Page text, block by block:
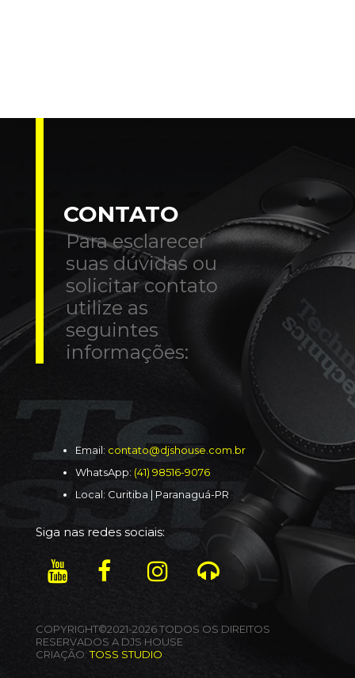
CONTATO
Para esclarecer
suas dúvidas ou
solicitar contato
utilize as
seguintes
informações:
Email: contato@djshouse.com.br
WhatsApp: (41) 98516-9076
Local: Curitiba | Paranaguá-PR
Siga nas redes sociais:
COPYRIGHT©2021-2026 TODOS OS DIREITOS
RESERVADOS A DJS HOUSE
CRIAÇÃO:TOSS STUDIO